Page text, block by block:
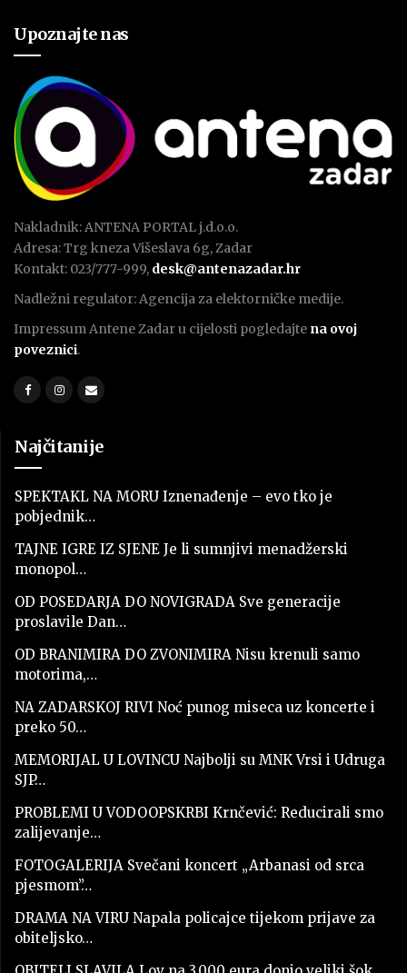
Upoznajte nas
Nakladnik: ANTENA PORTAL j.d.o.o.
Adresa: Trg kneza Višeslava 6g, Zadar
Kontakt: 023/777-999, desk@antenazadar.hr
Nadležni regulator: Agencija za elektorničke medije.
Impressum Antene Zadar u cijelosti pogledajte na ovoj
poveznici.
Najčitanije
SPEKTAKL NA MORU Iznenađenje – evo tko je
pobjednik…
TAJNE IGRE IZ SJENE Je li sumnjivi menadžerski
monopol…
OD POSEDARJA DO NOVIGRADA Sve generacije
proslavile Dan…
OD BRANIMIRA DO ZVONIMIRA Nisu krenuli samo
motorima,…
NA ZADARSKOJ RIVI Noć punog miseca uz koncerte i
preko 50…
MEMORIJAL U LOVINCU Najbolji su MNK Vrsi i Udruga
SJP…
PROBLEMI U VODOOPSKRBI Krnčević: Reducirali smo
zalijevanje…
FOTOGALERIJA Svečani koncert „Arbanasi od srca
pjesmom”…
DRAMA NA VIRU Napala policajce tijekom prijave za
obiteljsko…